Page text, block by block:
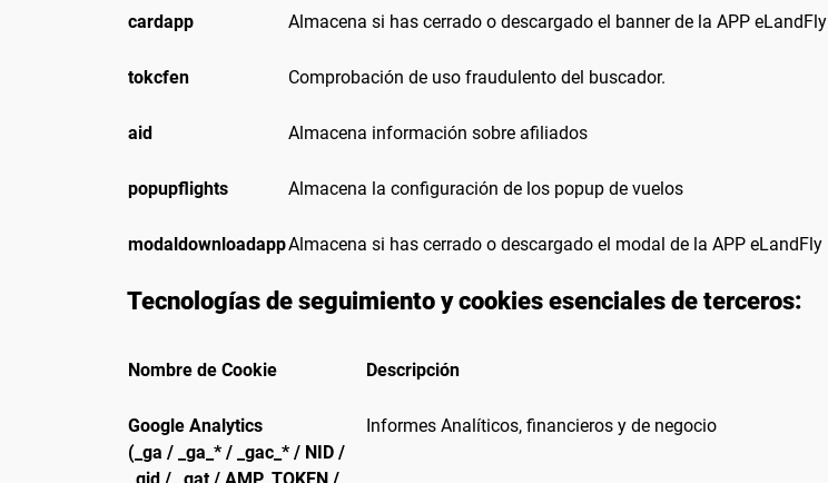
cardapp
Almacena si has cerrado o descargado el banner de la APP eLandFly
tokcfen
Comprobación de uso fraudulento del buscador.
aid
Almacena información sobre afiliados
popupflights
Almacena la configuración de los popup de vuelos
modaldownloadappAlmacena si has cerrado o descargado el modal de la APP eLandFly
Tecnologías de seguimiento y cookies esenciales de terceros:
Nombre de Cookie Descripción
Google Analytics
(_ga / _ga_* / _gac_* / NID /
Informes Analíticos, financieros y de negocio